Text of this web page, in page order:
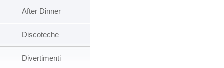
After Dinner
Discoteche
Divertimenti